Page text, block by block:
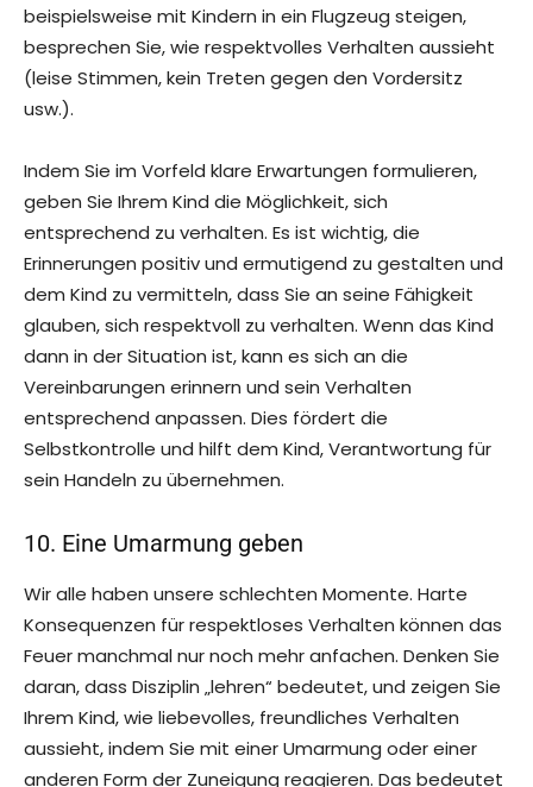
beispielsweise mit Kindern in ein Flugzeug steigen,
besprechen Sie, wie respektvolles Verhalten aussieht
(leise Stimmen, kein Treten gegen den Vordersitz
usw.).
Indem Sie im Vorfeld klare Erwartungen formulieren,
geben Sie Ihrem Kind die Möglichkeit, sich
entsprechend zu verhalten. Es ist wichtig, die
Erinnerungen positiv und ermutigend zu gestalten und
dem Kind zu vermitteln, dass Sie an seine Fähigkeit
glauben, sich respektvoll zu verhalten. Wenn das Kind
dann in der Situation ist, kann es sich an die
Vereinbarungen erinnern und sein Verhalten
entsprechend anpassen. Dies fördert die
Selbstkontrolle und hilft dem Kind, Verantwortung für
sein Handeln zu übernehmen.
10. Eine Umarmung geben
Wir alle haben unsere schlechten Momente. Harte
Konsequenzen für respektloses Verhalten können das
Feuer manchmal nur noch mehr anfachen. Denken Sie
daran, dass Disziplin „lehren“ bedeutet, und zeigen Sie
Ihrem Kind, wie liebevolles, freundliches Verhalten
aussieht, indem Sie mit einer Umarmung oder einer
anderen Form der Zuneigung reagieren. Das bedeutet